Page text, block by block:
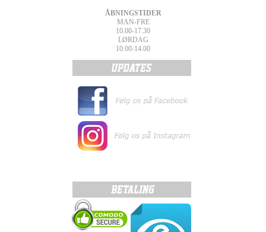
ÅBNINGSTIDER
MAN-FRE
10.00-17.30
LØRDAG
10.00-14.00